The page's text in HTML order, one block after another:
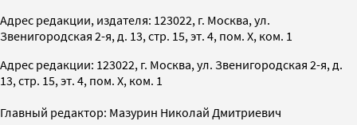
Адрес редакции, издателя: 123022, г. Москва, ул.
Звенигородская 2-я, д. 13, стр. 15, эт. 4, пом. X, ком. 1
Адрес редакции: 123022, г. Москва, ул. Звенигородская 2-я, д.
13, стр. 15, эт. 4, пом. X, ком. 1
Главный редактор: Мазурин Николай Дмитриевич